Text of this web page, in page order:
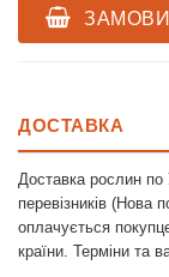
ДОСТАВКА
Доставка рослин по
перевізників (Нова
оплачується
країни. Терміни та